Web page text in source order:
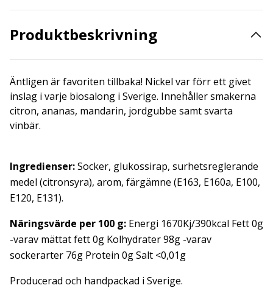
Produktbeskrivning
Äntligen är favoriten tillbaka! Nickel var förr ett givet
inslag i varje biosalong i Sverige. Innehåller smakerna
citron, ananas, mandarin, jordgubbe samt svarta
vinbär.
Ingredienser:Socker, glukossirap, surhetsreglerande
medel (citronsyra), arom, färgämne (E163, E160a, E100,
E120, E131).
Näringsvärde per 100 g: Energi 1670Kj/390kcal Fett 0g
-varav mättat fett 0g Kolhydrater 98g -varav
sockerarter 76g Protein 0g Salt <0,01g
Producerad och handpackad i Sverige.